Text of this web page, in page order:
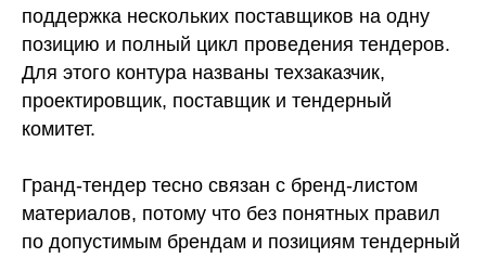
поддержка нескольких поставщиков на одну
позицию и полный цикл проведения тендеров.
Для этого контура названы техзаказчик,
проектировщик, поставщик и тендерный
комитет.
Гранд-тендер тесно связан с бренд-листом
материалов, потому что без понятных правил
по допустимым брендам и позициям тендерный